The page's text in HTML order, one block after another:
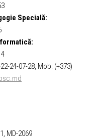
Specială:
24-07-28, Mob: (+373)
MD-2069